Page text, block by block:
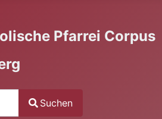
Pfarrei Corpus
Suchen